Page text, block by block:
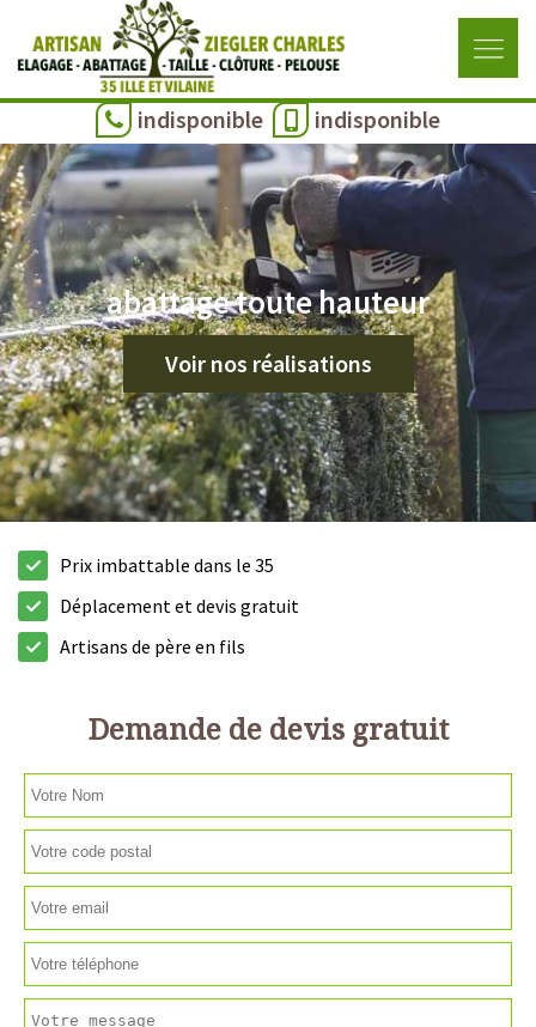
indisponible indisponible
abattage toute hauteur
Voir nos réalisations
Prix imbattable dans le 35
Déplacement et devis gratuit
Artisans de père en fils
Demande de devis gratuit